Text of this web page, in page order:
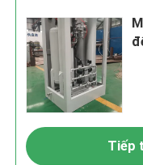
Tiếp